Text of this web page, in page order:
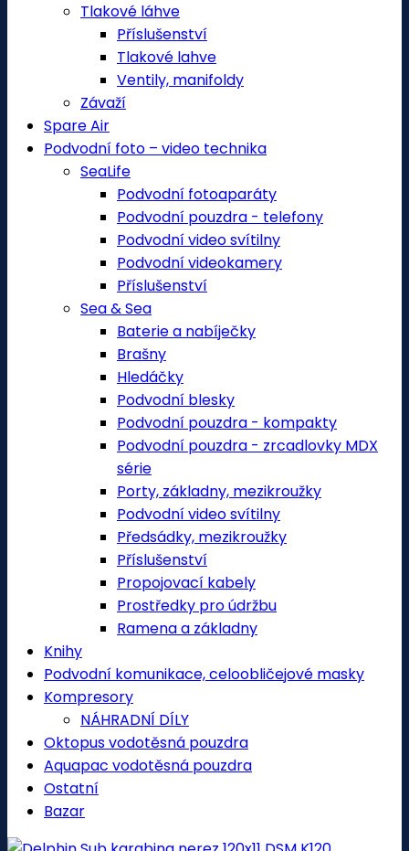
Tlakové láhve
Příslušenství
Tlakové lahve
Ventily, manifoldy
Závaží
Spare Air
Podvodní foto – video technika
SeaLife
Podvodní fotoaparáty
Podvodní pouzdra - telefony
Podvodní video svítilny
Podvodní videokamery
Příslušenství
Sea & Sea
Baterie a nabíječky
Brašny
Hledáčky
Podvodní blesky
Podvodní pouzdra - kompakty
Podvodní pouzdra - zrcadlovky MDX
série
Porty, základny, mezikroužky
Podvodní video svítilny
Předsádky, mezikroužky
Příslušenství
Propojovací kabely
Prostředky pro údržbu
Ramena a základny
Knihy
Podvodní komunikace, celoobličejové masky
Kompresory
NÁHRADNÍ DÍLY
Oktopus vodotěsná pouzdra
Aquapac vodotěsná pouzdra
Ostatní
Bazar